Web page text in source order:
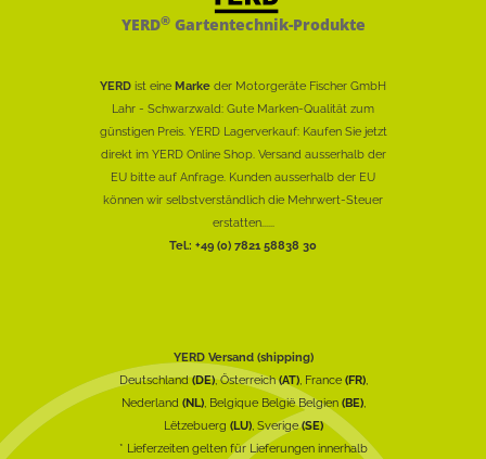
YERD®Gartentechnik-Produkte
YERD ist eine Marke der Motorgeräte Fischer GmbH
Lahr - Schwarzwald: Gute Marken-Qualität zum
günstigen Preis. YERD Lagerverkauf: Kaufen Sie jetzt
direkt im YERD Online Shop. Versand ausserhalb der
EU bitte auf Anfrage. Kunden ausserhalb der EU
können wir selbstverständlich die Mehrwert-Steuer
erstatten......
Tel.: +49 (0) 7821 58838 30
YERD Versand (shipping)
Deutschland(DE), Österreich(AT), France (FR),
Nederland (NL), Belgique België Belgien (BE),
Lëtzebuerg (LU), Sverige(SE)
* Lieferzeiten gelten für Lieferungen innerhalb